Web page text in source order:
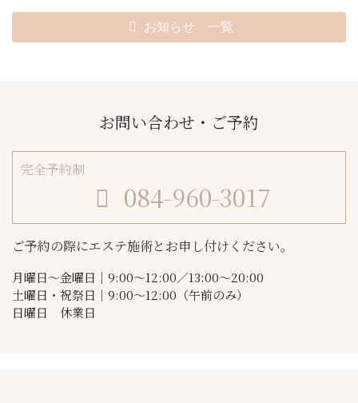
お知らせ 一覧
お問い合わせ・ご予約
完全予約制
084-960-3017
ご予約の際にエステ施術とお申し付けください。
月曜日〜金曜日｜9:00〜12:00／13:00〜20:00
土曜日・祝祭日｜9:00〜12:00（午前のみ）
日曜日 休業日